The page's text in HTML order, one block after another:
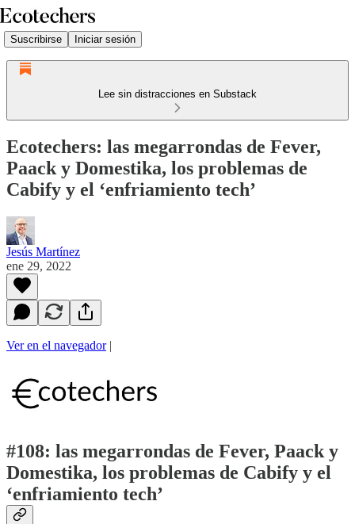
Suscribirse Iniciar sesión
Lee sin distracciones en Substack
Ecotechers: las megarrondas de Fever,
Paack y Domestika, los problemas de
Cabify y el ‘enfriamiento tech’
Jesús Martínez
ene 29, 2022
Ver en el navegador|
#108: las megarrondas de Fever, Paack y
Domestika, los problemas de Cabify y el
‘enfriamiento tech’